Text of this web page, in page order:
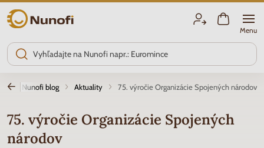
Nunofi.sk
Menu
Nunofi blog Aktuality 75. výročie Organizácie Spojených národov
75. výročie Organizácie Spojených
národov